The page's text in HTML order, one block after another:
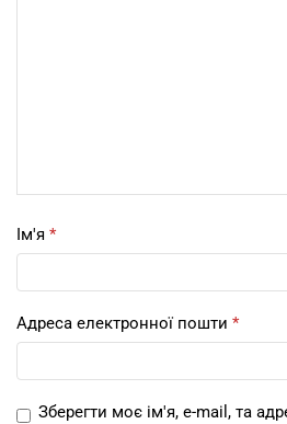
Ім'я *
Адреса електронної пошти *
Зберегти моє ім'я, e-mail, та